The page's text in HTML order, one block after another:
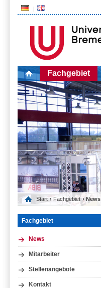
Fachgebiet
Start › Fachgebiet › News
Fachgebiet
News
Mitarbeiter
Stellenangebote
Kontakt